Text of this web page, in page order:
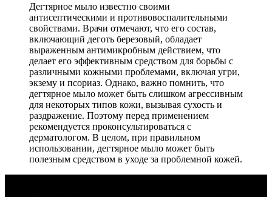
Дегтярное мыло известно своими
антисептическими и противовоспалительными
свойствами. Врачи отмечают, что его состав,
включающий деготь березовый, обладает
выраженным антимикробным действием, что
делает его эффективным средством для борьбы с
различными кожными проблемами, включая угри,
экзему и псориаз. Однако, важно помнить, что
дегтярное мыло может быть слишком агрессивным
для некоторых типов кожи, вызывая сухость и
раздражение. Поэтому перед применением
рекомендуется проконсультироваться с
дерматологом. В целом, при правильном
использовании, дегтярное мыло может быть
полезным средством в уходе за проблемной кожей.